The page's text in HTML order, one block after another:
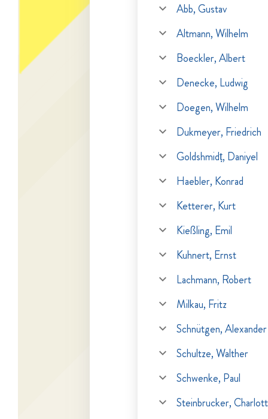
Abb, Gustav
Altmann, Wilhelm
Boeckler, Albert
Denecke, Ludwig
Doegen, Wilhelm
Dukmeyer, Friedrich
Goldshmidṭ, Daniyel
Haebler, Konrad
Ketterer, Kurt
Kießling, Emil
Kuhnert, Ernst
Lachmann, Robert
Milkau, Fritz
Schnütgen, Alexander
Schultze, Walther
Schwenke, Paul
Steinbrucker,